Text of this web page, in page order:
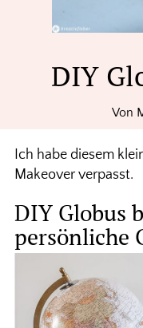
DIY
Von
Ich habe diesem
Makeover verpasst.
DIY Globus
persönliche